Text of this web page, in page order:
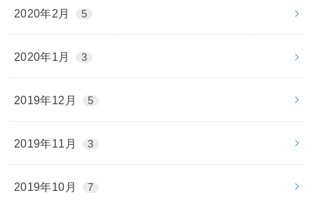
2020年2月 5
2020年1月 3
2019年12月 5
2019年11月 3
2019年10月 7